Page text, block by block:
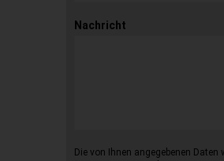
Nachricht
Die von Ihnen angegebenen